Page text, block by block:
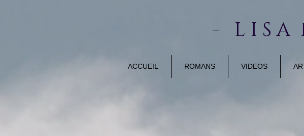
- L I S A
ACCUEIL ROMANS VIDEOS